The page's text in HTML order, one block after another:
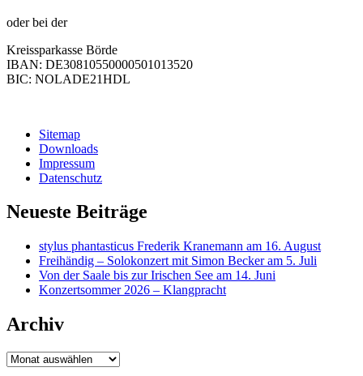
oder bei der
Kreissparkasse Börde
IBAN: DE30810550000501013520
BIC: NOLADE21HDL
Sitemap
Downloads
Impressum
Datenschutz
Neueste Beiträge
stylus phantasticus Frederik Kranemann am 16. August
Freihändig – Solokonzert mit Simon Becker am 5. Juli
Von der Saale bis zur Irischen See am 14. Juni
Konzertsommer 2026 – Klangpracht
Archiv
Archiv